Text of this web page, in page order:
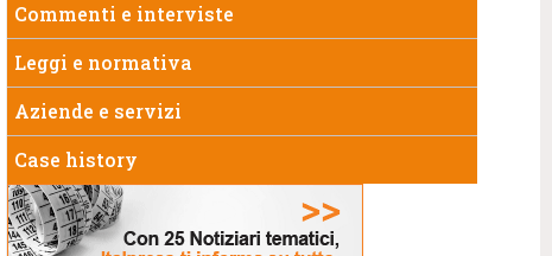
Commenti e interviste
Leggi e normativa
Aziende e servizi
Case history